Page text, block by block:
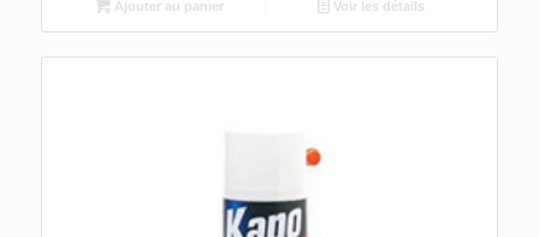
Ajouter au panier Voir les détails